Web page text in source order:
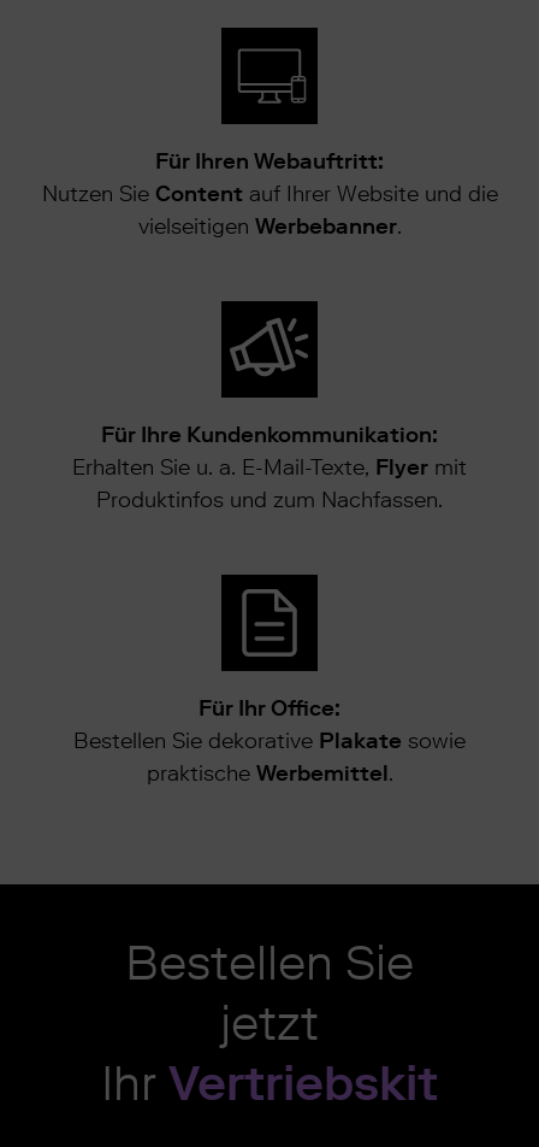
Für Ihren Webauftritt:
Nutzen Sie Content auf Ihrer Website und die
vielseitigen Werbebanner.
Für Ihre Kundenkommunikation:
Erhalten Sie u. a. E-Mail-Texte, Flyer mit
Produktinfos und zum Nachfassen.
Für Ihr Office:
Bestellen Sie dekorative Plakate sowie
praktische Werbemittel.
Bestellen Sie
jetzt
Ihr Vertriebskit